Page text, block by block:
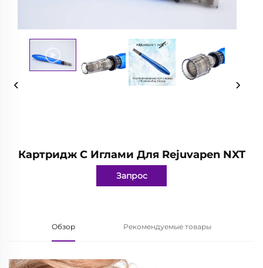
Картридж С Иглами Для Rejuvapen NXT
Запрос
Обзор Рекомендуемые товары